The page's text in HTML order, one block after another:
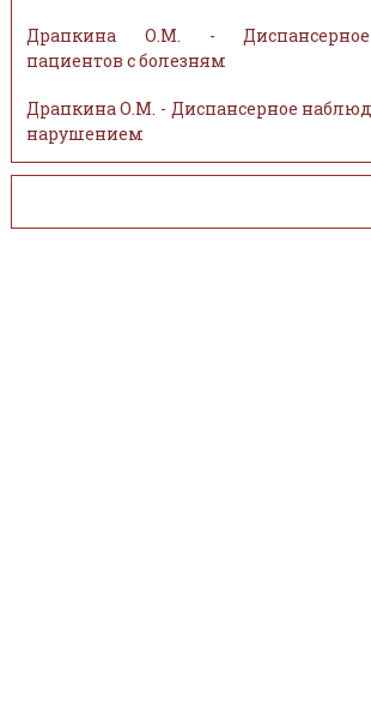
Драпкина О.М. -
пациентов с болезням
Драпкина О.М. - Диспансерное
нарушением